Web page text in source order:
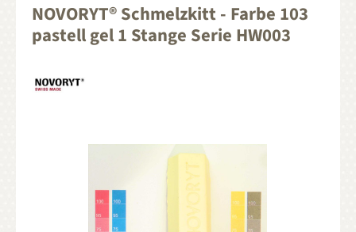
NOVORYT® Schmelzkitt - Farbe 103
pastell gel 1 Stange Serie HW003